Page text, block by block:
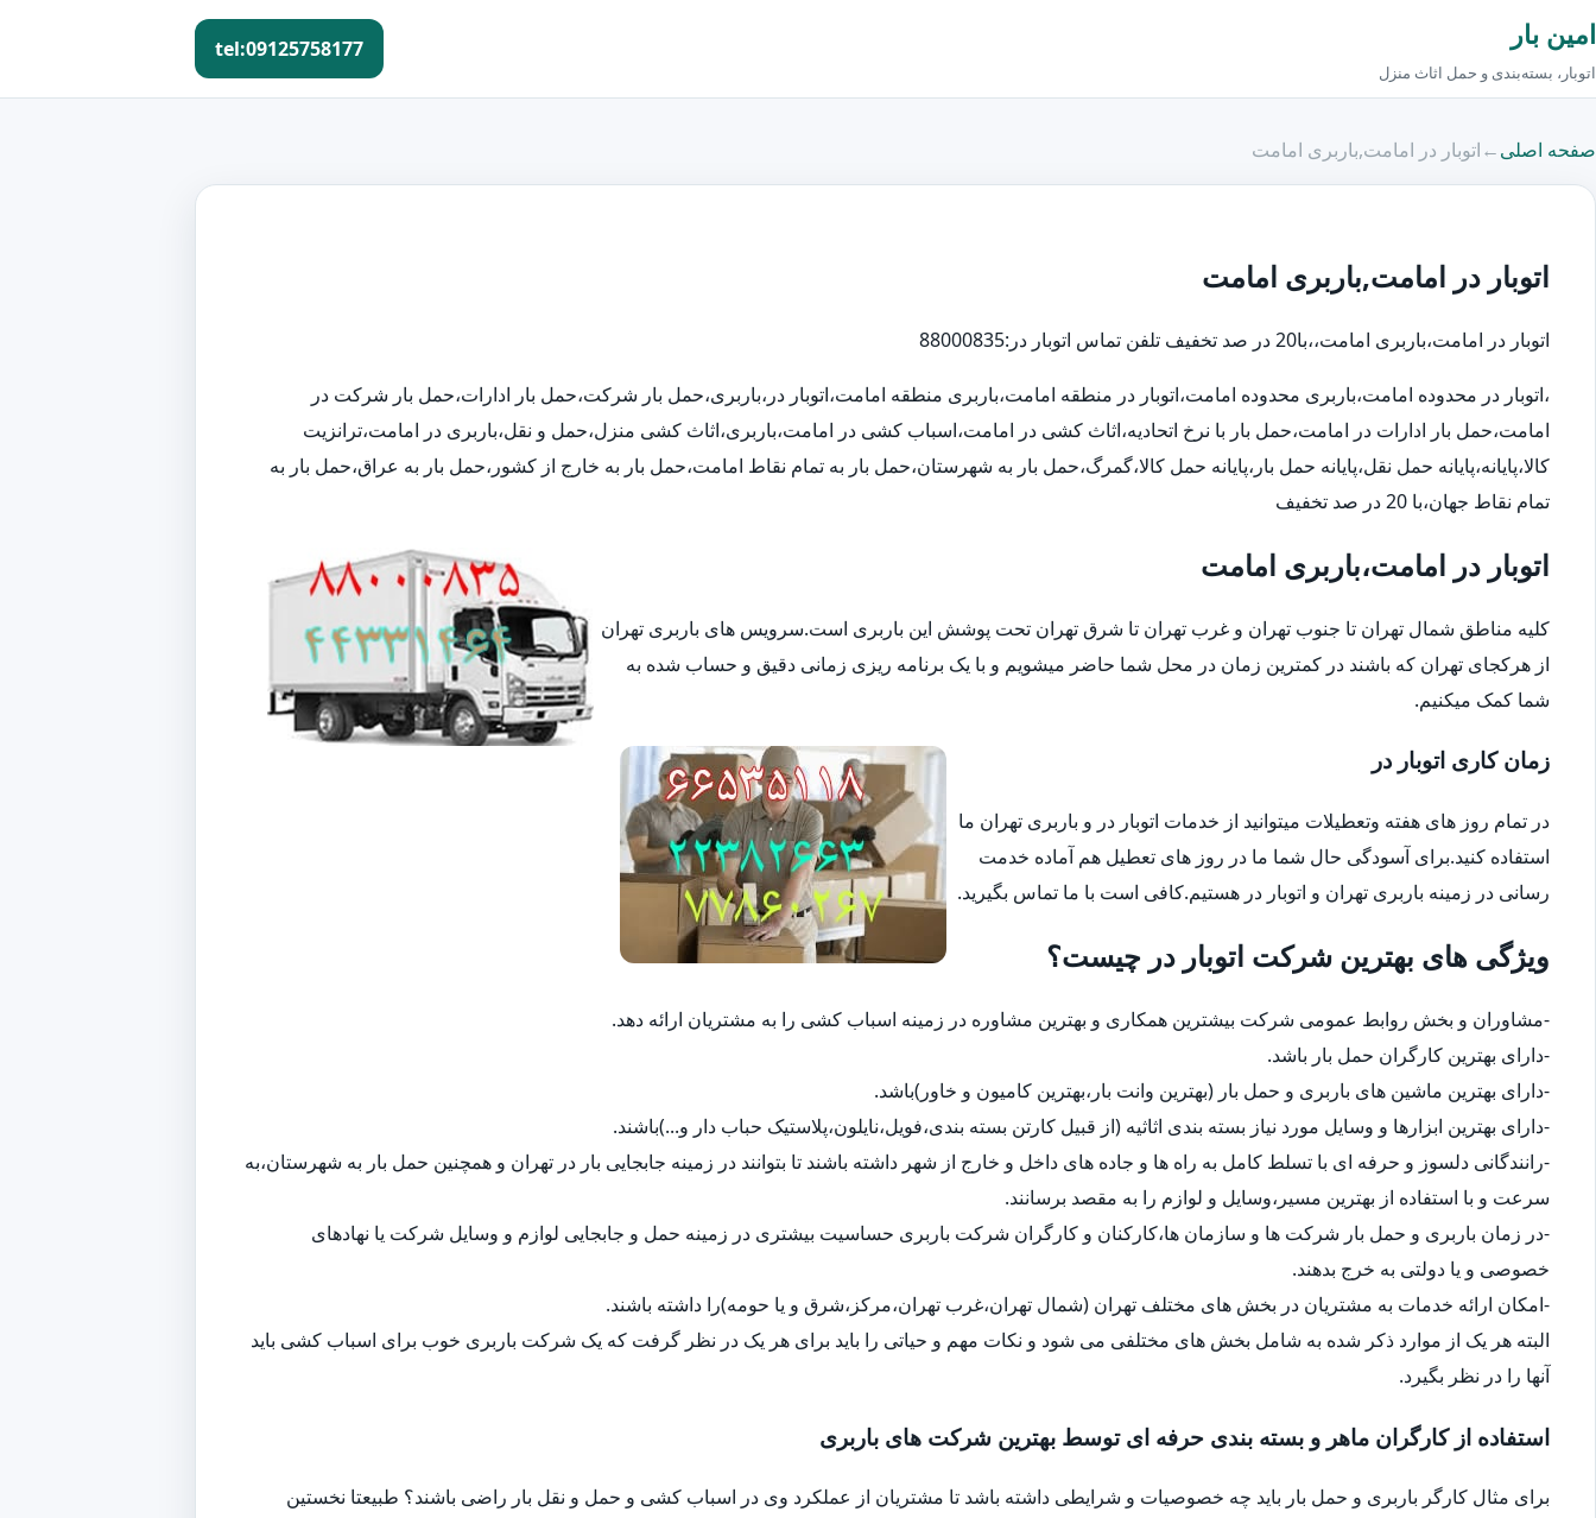
امین بار
اتوبار، بسته‌بندی و حمل اثاث منزل
tel:09125758177
صفحه اصلی←اتوبار در امامت,باربری امامت
اتوبار در امامت,باربری امامت
اتوبار در امامت،باربری امامت،،با20 در صد تخفیف تلفن تماس اتوبار در:88000835
،اتوبار در محدوده امامت،باربری محدوده امامت،اتوبار در منطقه امامت،باربری منطقه امامت،اتوبار در،باربری،حمل بار شرکت،حمل بار ادارات،حمل بار شرکت در
امامت،حمل بار ادارات در امامت،حمل بار با نرخ اتحادیه،اثاث کشی در امامت،اسباب کشی در امامت،باربری،اثاث کشی منزل،حمل و نقل،باربری در امامت،ترانزیت
کالا،پایانه،پایانه حمل نقل،پایانه حمل بار،پایانه حمل کالا،گمرگ،حمل بار به شهرستان،حمل بار به تمام نقاط امامت،حمل بار به خارج از کشور،حمل بار به عراق،حمل بار به
تمام نقاط جهان،با 20 در صد تخفیف
اتوبار در امامت،باربری امامت
کلیه مناطق شمال تهران تا جنوب تهران و غرب تهران تا شرق تهران تحت پوشش این باربری است.سرویس های باربری تهران
از هرکجای تهران که باشند در کمترین زمان در محل شما حاضر میشویم و با یک برنامه ریزی زمانی دقیق و حساب شده به
شما کمک میکنیم.
زمان کاری اتوبار در
در تمام روز های هفته وتعطیلات میتوانید از خدمات اتوبار در و باربری تهران ما
استفاده کنید.برای آسودگی حال شما ما در روز های تعطیل هم آماده خدمت
رسانی در زمینه باربری تهران و اتوبار در هستیم.کافی است با ما تماس بگیرید.
ویژگی های بهترین شرکت اتوبار در چیست؟
-مشاوران و بخش روابط عمومی شرکت بیشترین همکاری و بهترین مشاوره در زمینه اسباب کشی را به مشتریان ارائه دهد.
-دارای بهترین کارگران حمل بار باشد.
-دارای بهترین ماشین های باربری و حمل بار (بهترین وانت بار،بهترین کامیون و خاور)باشد.
-دارای بهترین ابزارها و وسایل مورد نیاز بسته بندی اثاثیه (از قبیل کارتن بسته بندی،فویل،نایلون،پلاستیک حباب دار و...)باشند.
-رانندگانی دلسوز و حرفه ای با تسلط کامل به راه ها و جاده های داخل و خارج از شهر داشته باشند تا بتوانند در زمینه جابجایی بار در تهران و همچنین حمل بار به شهرستان،به
سرعت و با استفاده از بهترین مسیر،وسایل و لوازم را به مقصد برسانند.
-در زمان باربری و حمل بار شرکت ها و سازمان ها،کارکنان و کارگران شرکت باربری حساسیت بیشتری در زمینه حمل و جابجایی لوازم و وسایل شرکت یا نهادهای
خصوصی و یا دولتی به خرج بدهند.
-امکان ارائه خدمات به مشتریان در بخش های مختلف تهران (شمال تهران،غرب تهران،مرکز،شرق و یا حومه)را داشته باشند.
البته هر یک از موارد ذکر شده به شامل بخش های مختلفی می شود و نکات مهم و حیاتی را باید برای هر یک در نظر گرفت که یک شرکت باربری خوب برای اسباب کشی باید
آنها را در نظر بگیرد.
استفاده از کارگران ماهر و بسته بندی حرفه ای توسط بهترین شرکت های باربری
برای مثال کارگر باربری و حمل بار باید چه خصوصیات و شرایطی داشته باشد تا مشتریان از عملکرد وی در اسباب کشی و حمل و نقل بار راضی باشند؟ طبیعتا نخستین